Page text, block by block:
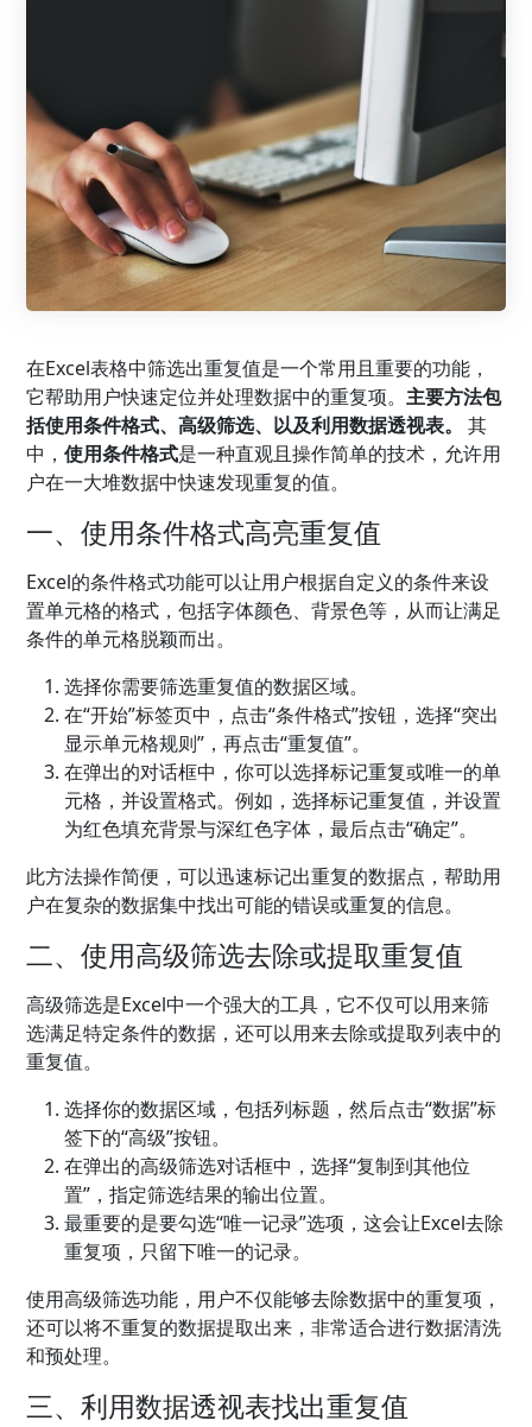
在Excel表格中筛选出重复值是一个常用且重要的功能，
它帮助用户快速定位并处理数据中的重复项。主要方法包
括使用条件格式、高级筛选、以及利用数据透视表。
其
中，使用条件格式是一种直观且操作简单的技术，允许用
户在一大堆数据中快速发现重复的值。
一、使用条件格式高亮重复值
Excel的条件格式功能可以让用户根据自定义的条件来设
置单元格的格式，包括字体颜色、背景色等，从而让满足
条件的单元格脱颖而出。
选择你需要筛选重复值的数据区域。
在“开始”标签页中，点击“条件格式”按钮，选择“突出
显示单元格规则”，再点击“重复值”。
在弹出的对话框中，你可以选择标记重复或唯一的单
元格，并设置格式。例如，选择标记重复值，并设置
为红色填充背景与深红色字体，最后点击“确定”。
此方法操作简便，可以迅速标记出重复的数据点，帮助用
户在复杂的数据集中找出可能的错误或重复的信息。
二、使用高级筛选去除或提取重复值
高级筛选是Excel中一个强大的工具，它不仅可以用来筛
选满足特定条件的数据，还可以用来去除或提取列表中的
重复值。
选择你的数据区域，包括列标题，然后点击“数据”标
签下的“高级”按钮。
在弹出的高级筛选对话框中，选择“复制到其他位
置”，指定筛选结果的输出位置。
最重要的是要勾选“唯一记录”选项，这会让Excel去除
重复项，只留下唯一的记录。
使用高级筛选功能，用户不仅能够去除数据中的重复项，
还可以将不重复的数据提取出来，非常适合进行数据清洗
和预处理。
三、利用数据透视表找出重复值